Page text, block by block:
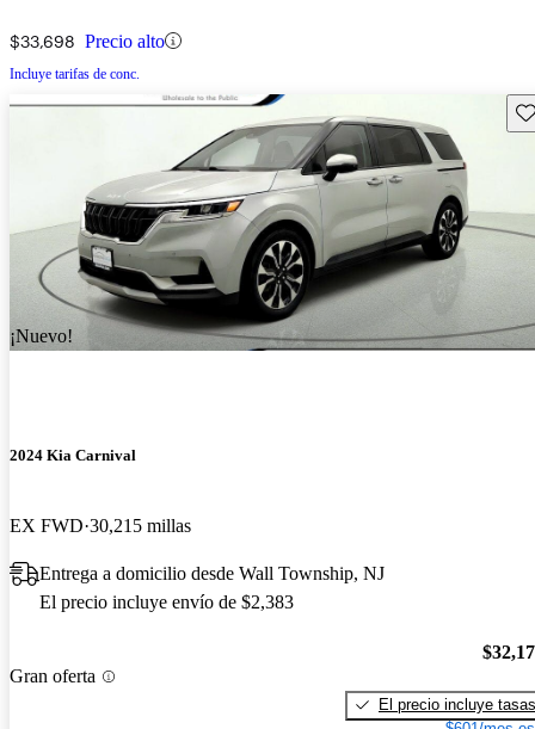
$33,698 Precio alto
Incluye tarifas de conc.
¡Nuevo!
2024 Kia Carnival
EX FWD 30,215 millas
Entrega a domicilio desde Wall Township, NJ
El precio incluye envío de $2,383
Gran oferta
El precio incluye tasas